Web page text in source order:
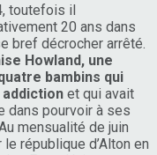
toutefois il
20 ans dans
bref décrocher arrêté.
Howland, une
bambins qui
et qui avait
dans pourvoir à ses
mensualité de juin
république d’Alton en